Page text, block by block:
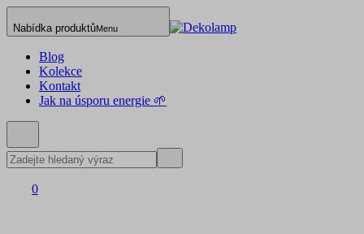
Nabídka produktůMenu
Blog
Kolekce
Kontakt
Jak na úsporu energie 🌱
0